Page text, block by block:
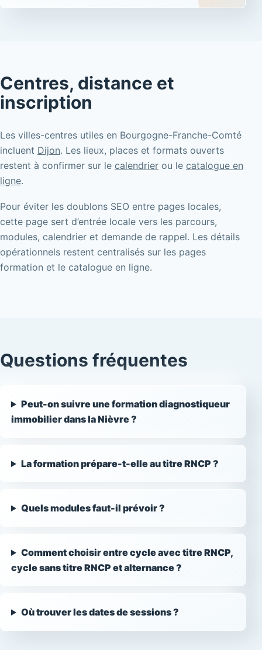
Centres, distance et
inscription
Les villes-centres utiles en Bourgogne-Franche-Comté
incluent Dijon. Les lieux, places et formats ouverts
restent à confirmer sur le calendrier ou le catalogue en
ligne.
Pour éviter les doublons SEO entre pages locales,
cette page sert d’entrée locale vers les parcours,
modules, calendrier et demande de rappel. Les détails
opérationnels restent centralisés sur les pages
formation et le catalogue en ligne.
Questions fréquentes
Peut-on suivre une formation diagnostiqueur
immobilier dans la Nièvre ?
La formation prépare-t-elle au titre RNCP ?
Quels modules faut-il prévoir ?
Comment choisir entre cycle avec titre RNCP,
cycle sans titre RNCP et alternance ?
Où trouver les dates de sessions ?